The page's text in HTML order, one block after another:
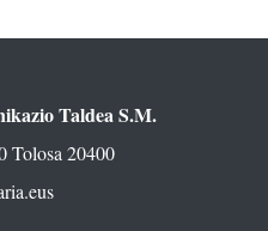
Taldea S.M.
Tolosa 20400